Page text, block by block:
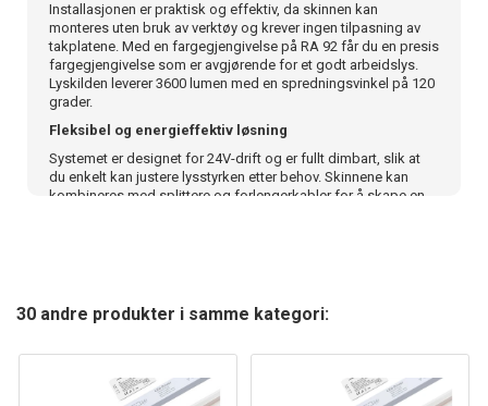
Installasjonen er praktisk og effektiv, da skinnen kan
monteres uten bruk av verktøy og krever ingen tilpasning av
takplatene. Med en fargegjengivelse på RA 92 får du en presis
fargegjengivelse som er avgjørende for et godt arbeidslys.
Lyskilden leverer 3600 lumen med en spredningsvinkel på 120
grader.
Fleksibel og energieffektiv løsning
Systemet er designet for 24V-drift og er fullt dimbart, slik at
du enkelt kan justere lysstyrken etter behov. Skinnene kan
kombineres med splittere og forlengerkabler for å skape en
Denne LED-skinnen kombinerer funksjonalitet med høy
kvalitet, støttet av en 5-års produsentgaranti som gir ekstra
effektiv belysning som tåler daglig bruk og gir et profesjonelt
30 andre produkter i samme kategori: